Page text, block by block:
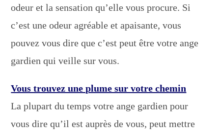
odeur et la sensation qu’elle vous procure. Si
c’est une odeur agréable et apaisante, vous
pouvez vous dire que c’est peut être votre ange
gardien qui veille sur vous.
Vous trouvez une plume sur votre chemin
La plupart du temps votre ange gardien pour
vous dire qu’il est auprès de vous, peut mettre